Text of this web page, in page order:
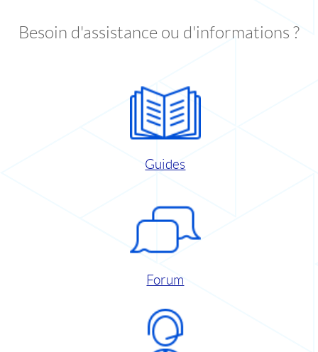
Besoin d'assistance ou d'informations ?
Guides
Forum